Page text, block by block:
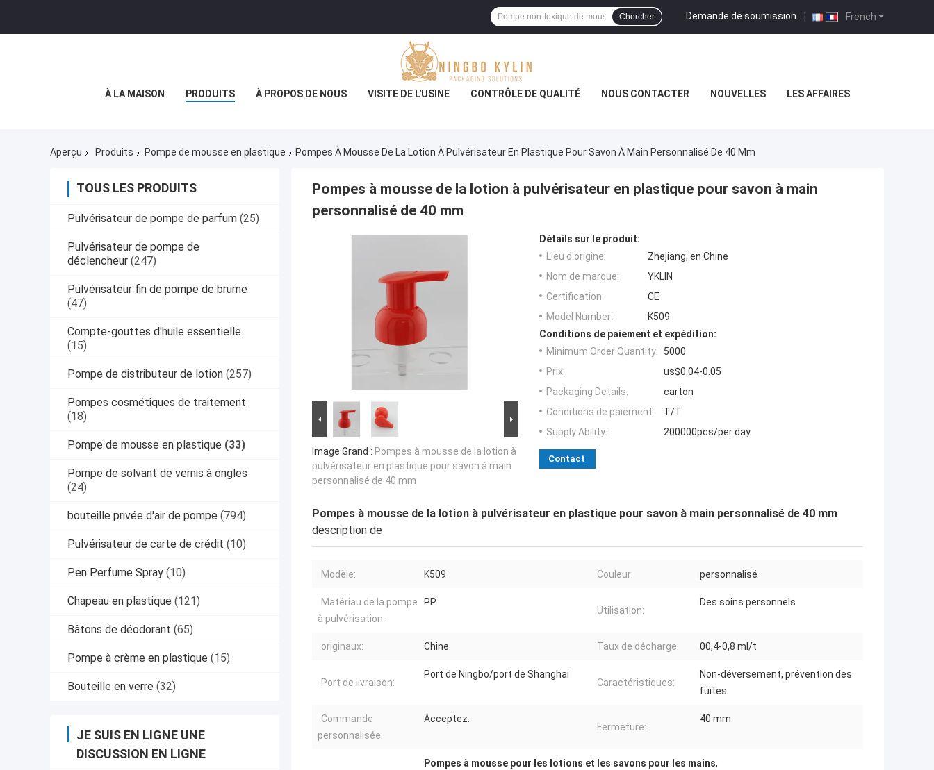
French
Demande de soumission |
Chercher
À LA MAISON PRODUITS À PROPOS DE NOUS VISITE DE L'USINE CONTRÔLE DE QUALITÉ NOUS CONTACTER NOUVELLES LES AFFAIRES
Aperçu Produits Pompe de mousse en plastique Pompes À Mousse De La Lotion À Pulvérisateur En Plastique Pour Savon À Main Personnalisé De 40 Mm
TOUS LES PRODUITS
Pulvérisateur de pompe de parfum (25)
Pulvérisateur de pompe de
déclencheur (247)
Pulvérisateur fin de pompe de brume
(47)
Compte-gouttes d'huile essentielle
(15)
Pompe de distributeur de lotion (257)
Pompes cosmétiques de traitement
(18)
Pompe de mousse en plastique (33)
Pompe de solvant de vernis à ongles
(24)
bouteille privée d'air de pompe (794)
Pulvérisateur de carte de crédit (10)
Pen Perfume Spray (10)
Chapeau en plastique (121)
Bâtons de déodorant (65)
Pompe à crème en plastique (15)
Bouteille en verre (32)
JE SUIS EN LIGNE UNE
DISCUSSION EN LIGNE
Pompes à mousse de la lotion à pulvérisateur en plastique pour savon à main
personnalisé de 40 mm
Image Grand : Pompes à mousse de la lotion à
pulvérisateur en plastique pour savon à main
personnalisé de 40 mm
Détails sur le produit:
Lieu d'origine:
Zhejiang, en Chine
Nom de marque:
YKLIN
Certification:
CE
Model Number:
K509
Conditions de paiement et expédition:
Minimum Order Quantity:
5000
Prix:
us$0.04-0.05
Packaging Details:
carton
Conditions de paiement:
T/T
Supply Ability:
200000pcs/per day
Contact
Pompes à mousse de la lotion à pulvérisateur en plastique pour savon à main personnalisé de 40 mm
description de
Modèle: K509 Couleur: personnalisé
Matériau de la pompe
à pulvérisation:
PP
Utilisation:
Des soins personnels
originaux: Chine Taux de décharge: 00,4-0,8 ml/t
Port de livraison:
Port de Ningbo/port de Shanghai
Caractéristiques:
Non-déversement, prévention des
fuites
Commande
personnalisée:
Acceptez.
Fermeture:
40 mm
Pompes à mousse pour les lotions et les savons pour les mains,